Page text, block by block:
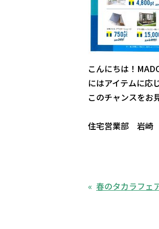
こんにちは！
にはアイテムに応
このチャンスをお
住宅営業部 岩崎
春のタカラフェ